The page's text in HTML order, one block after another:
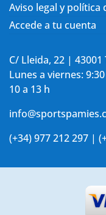
Aviso legal y política
Accede a tu cuenta
C/ Lleida, 22 |
Lunes a viernes:
10 a 13 h
(+34) 977 212 297 |